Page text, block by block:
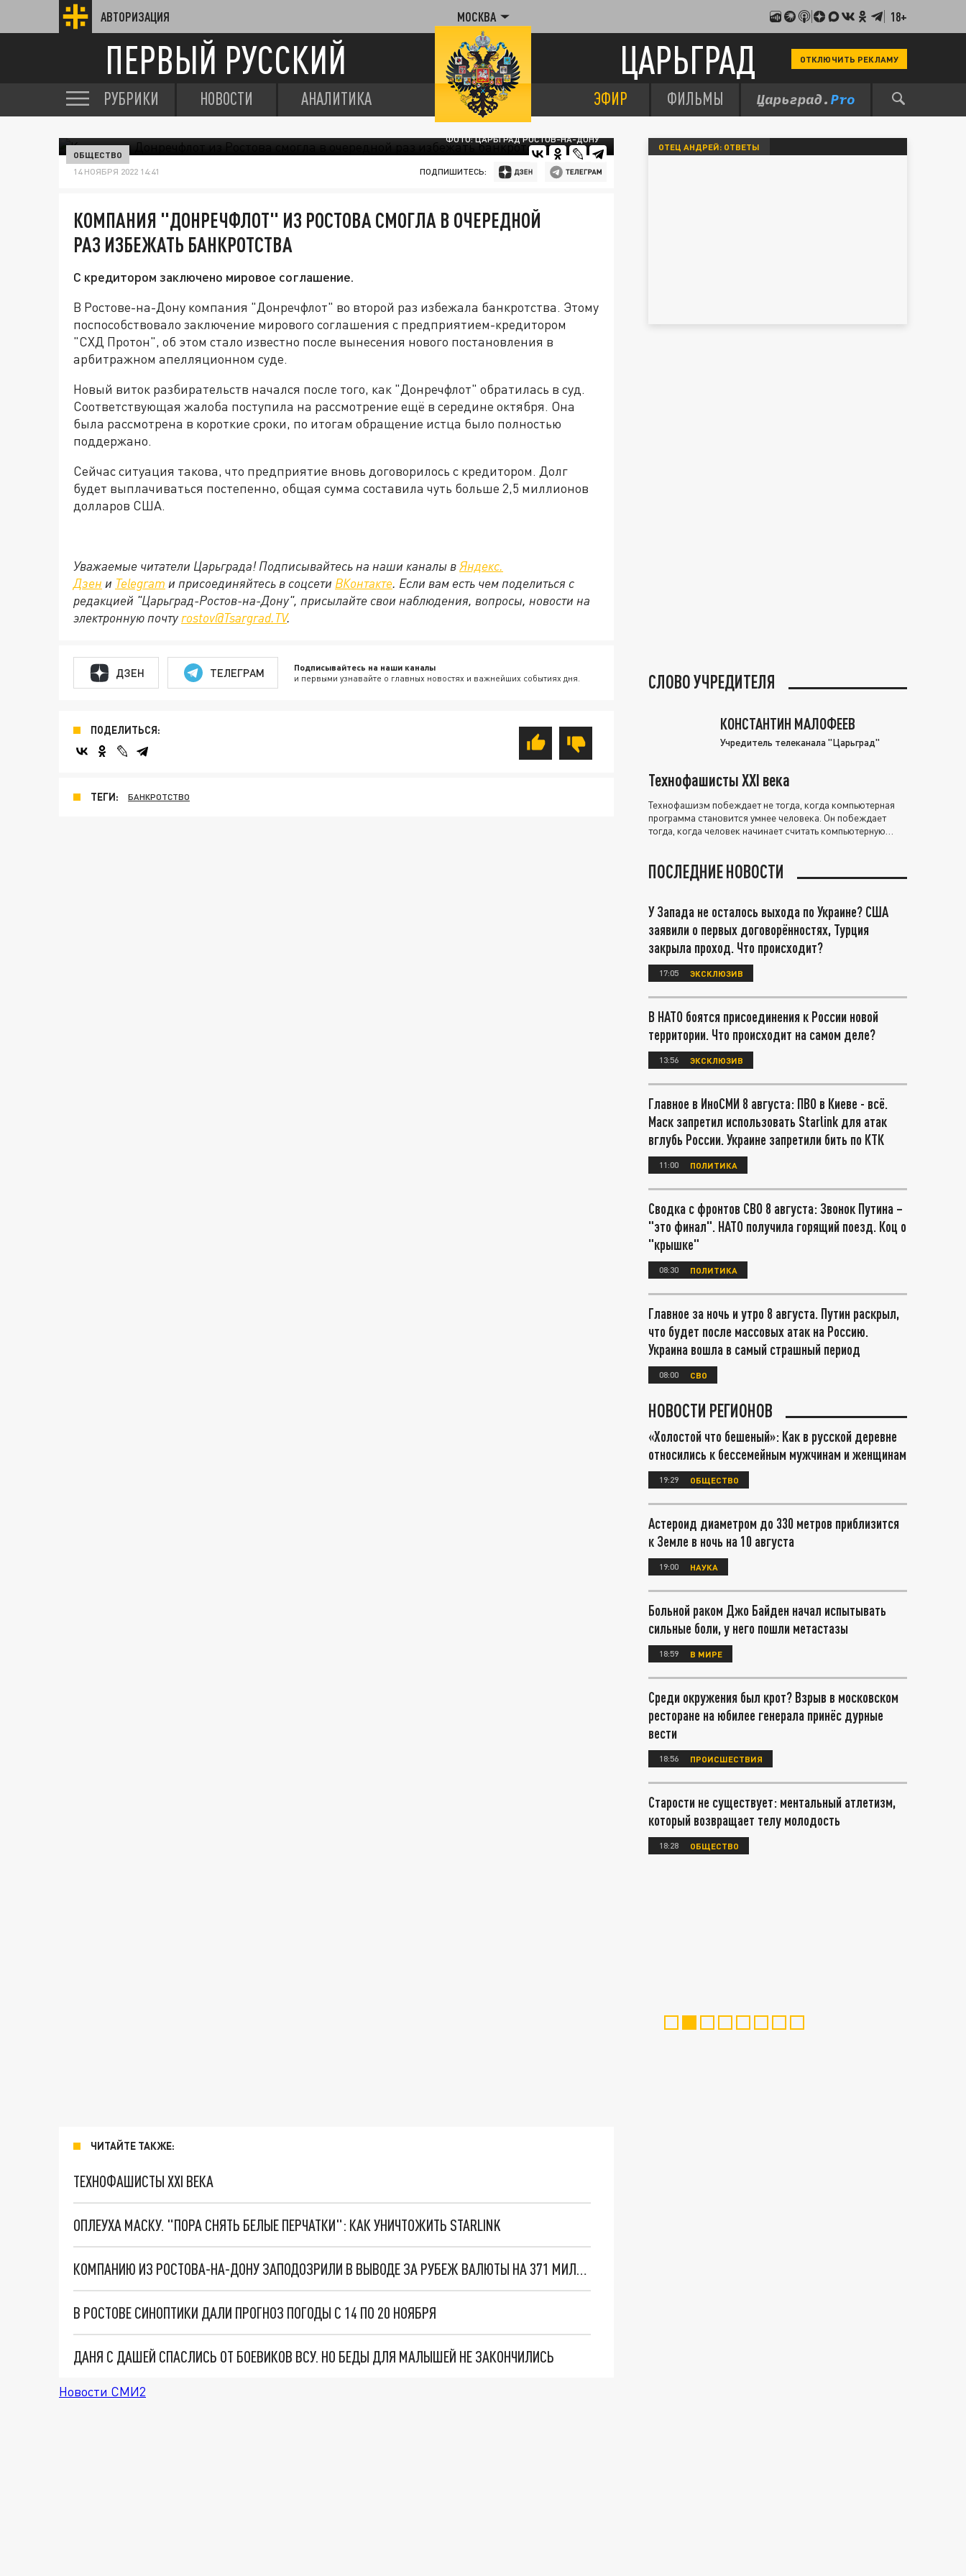
АВТОРИЗАЦИЯ МОСКВА 18+
ПЕРВЫЙ РУССКИЙ ЦАРЬГРАД ОТКЛЮЧИТЬ РЕКЛАМУ
РУБРИКИ НОВОСТИ АНАЛИТИКА ЭФИР ФИЛЬМЫ
ФОТО: ЦАРЬГРАД РОСТОВ-НА-ДОНУ
ОБЩЕСТВО
14 НОЯБРЯ 2022 14:41 ПОДПИШИТЕСЬ:
КОМПАНИЯ "ДОНРЕЧФЛОТ" ИЗ РОСТОВА СМОГЛА В ОЧЕРЕДНОЙ
РАЗ ИЗБЕЖАТЬ БАНКРОТСТВА
С кредитором заключено мировое соглашение.
В Ростове-на-Дону компания "Донречфлот" во второй раз избежала банкротства. Этому
поспособствовало заключение мирового соглашения с предприятием-кредитором
"СХД Протон", об этом стало известно после вынесения нового постановления в
арбитражном апелляционном суде.
Новый виток разбирательств начался после того, как "Донречфлот" обратилась в суд.
Соответствующая жалоба поступила на рассмотрение ещё в середине октября. Она
была рассмотрена в короткие сроки, по итогам обращение истца было полностью
поддержано.
Сейчас ситуация такова, что предприятие вновь договорилось с кредитором. Долг
будет выплачиваться постепенно, общая сумма составила чуть больше 2,5 миллионов
долларов США.
Уважаемые читатели Царьграда! Подписывайтесь на наши каналы вЯндекс.
Дзен и Telegram и присоединяйтесь в соцсети ВКонтакте. Если вам есть чем поделиться с
редакцией "Царьград-Ростов-на-Дону", присылайте свои наблюдения, вопросы, новости на
электронную почту rostov@Tsargrad.ТV.
ДЗЕН ТЕЛЕГРАМ Подписывайтесь на наши каналы
и первыми узнавайте о главных новостях и важнейших событиях дня.
ПОДЕЛИТЬСЯ:
ТЕГИ: БАНКРОТСТВО
ЧИТАЙТЕ ТАКЖЕ:
ТЕХНОФАШИСТЫ XXI ВЕКА
ОПЛЕУХА МАСКУ. "ПОРА СНЯТЬ БЕЛЫЕ ПЕРЧАТКИ": КАК УНИЧТОЖИТЬ STARLINK
КОМПАНИЮ ИЗ РОСТОВА-НА-ДОНУ ЗАПОДОЗРИЛИ В ВЫВОДЕ ЗА РУБЕЖ ВАЛЮТЫ НА 371 МИЛЛИОН РУБЛЕЙ
В РОСТОВЕ СИНОПТИКИ ДАЛИ ПРОГНОЗ ПОГОДЫ С 14 ПО 20 НОЯБРЯ
ДАНЯ С ДАШЕЙ СПАСЛИСЬ ОТ БОЕВИКОВ ВСУ. НО БЕДЫ ДЛЯ МАЛЫШЕЙ НЕ ЗАКОНЧИЛИСЬ
Новости СМИ2
ОТЕЦ АНДРЕЙ: ОТВЕТЫ
СЛОВО УЧРЕДИТЕЛЯ
КОНСТАНТИН МАЛОФЕЕВ
Учредитель телеканала "Царьград"
Технофашисты XXI века
Технофашизм побеждает не тогда, когда компьютерная
программа становится умнее человека. Он побеждает
тогда, когда человек начинает считать компьютерную
ПОСЛЕДНИЕ НОВОСТИ
У Запада не осталось выхода по Украине? США
заявили о первых договорённостях, Турция
закрыла проход. Что происходит?
17:05 ЭКСКЛЮЗИВ
В НАТО боятся присоединения к России новой
территории. Что происходит на самом деле?
13:56 ЭКСКЛЮЗИВ
Главное в ИноСМИ 8 августа: ПВО в Киеве - всё.
Маск запретил использовать Starlink для атак
вглубь России. Украине запретили бить по КТК
11:00 ПОЛИТИКА
Сводка с фронтов СВО 8 августа: Звонок Путина –
"это финал". НАТО получила горящий поезд. Коц о
"крышке"
08:30 ПОЛИТИКА
Главное за ночь и утро 8 августа. Путин раскрыл,
что будет после массовых атак на Россию.
Украина вошла в самый страшный период
08:00 СВО
НОВОСТИ РЕГИОНОВ
«Холостой что бешеный»: Как в русской деревне
относились к бессемейным мужчинам и женщинам
19:29 ОБЩЕСТВО
Астероид диаметром до 330 метров приблизится
к Земле в ночь на 10 августа
19:00 НАУКА
Больной раком Джо Байден начал испытывать
сильные боли, у него пошли метастазы
18:59 В МИРЕ
Среди окружения был крот? Взрыв в московском
ресторане на юбилее генерала принёс дурные
вести
18:56 ПРОИСШЕСТВИЯ
Старости не существует: ментальный атлетизм,
который возвращает телу молодость
18:28 ОБЩЕСТВО